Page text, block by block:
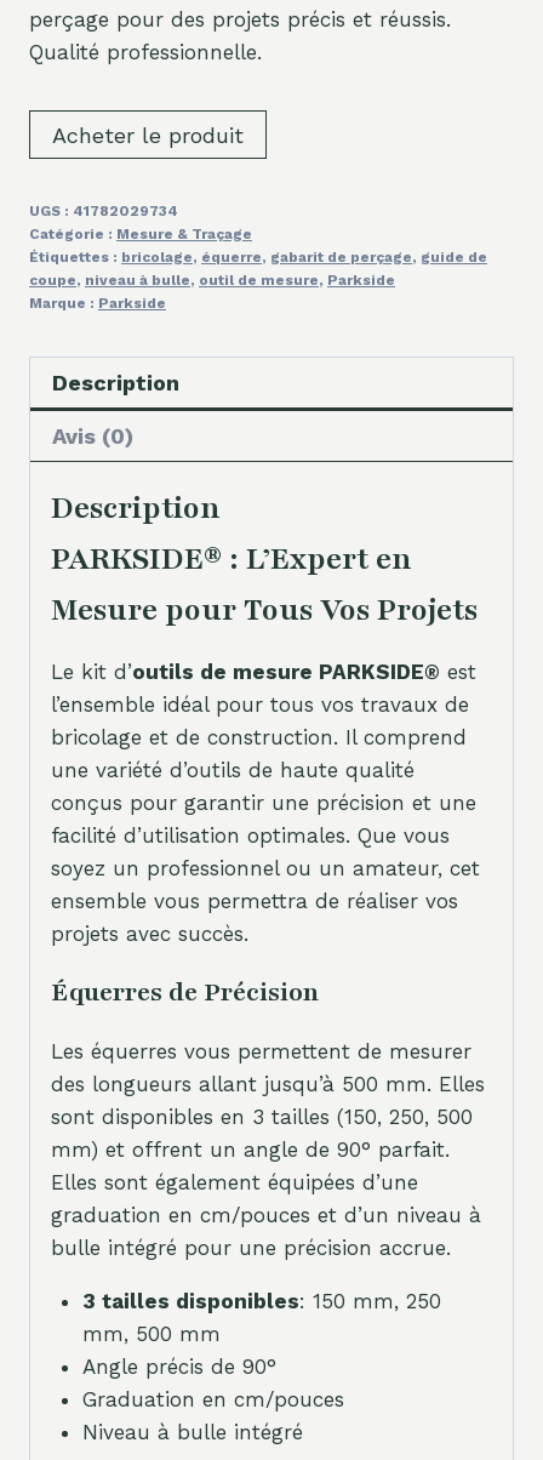
perçage pour des projets précis et réussis.
Qualité professionnelle.
Acheter le produit
UGS : 41782029734
Catégorie : Mesure & Traçage
Étiquettes : bricolage, équerre, gabarit de perçage, guide de
coupe, niveau à bulle, outil de mesure, Parkside
Marque : Parkside
Description
Avis (0)
Description
PARKSIDE® : L’Expert en
Mesure pour Tous Vos Projets
Le kit d’outils de mesure PARKSIDE® est
l’ensemble idéal pour tous vos travaux de
bricolage et de construction. Il comprend
une variété d’outils de haute qualité
conçus pour garantir une précision et une
facilité d’utilisation optimales. Que vous
soyez un professionnel ou un amateur, cet
ensemble vous permettra de réaliser vos
projets avec succès.
Équerres de Précision
Les équerres vous permettent de mesurer
des longueurs allant jusqu’à 500 mm. Elles
sont disponibles en 3 tailles (150, 250, 500
mm) et offrent un angle de 90° parfait.
Elles sont également équipées d’une
graduation en cm/pouces et d’un niveau à
bulle intégré pour une précision accrue.
3 tailles disponibles: 150 mm, 250
mm, 500 mm
Angle précis de 90°
Graduation en cm/pouces
Niveau à bulle intégré